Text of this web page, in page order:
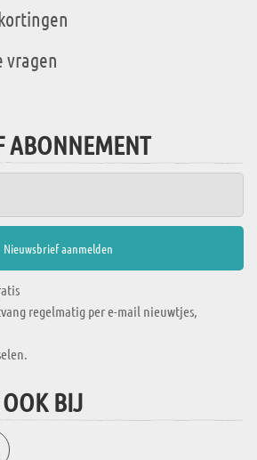
vragen
ABONNEMENT
regelmatig per e-mail nieuwtjes,
BIJ